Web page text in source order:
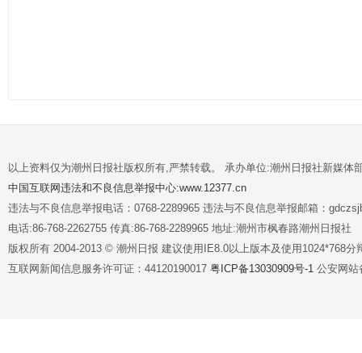
以上资料仅为潮州日报社版权所有,严禁转载。 承办单位:潮州日报社新媒体
中国互联网违法和不良信息举报中心:www.12377.cn
违法与不良信息举报电话：0768-2289965 违法与不良信息举报邮箱：
电话:86-768-2262755 传真:86-768-2289965 地址:潮州市枫春路潮州日报社
版权所有 2004-2013 © 潮州日报 建议使用IE8.0以上版本及使用1024*768分
互联网新闻信息服务许可证：44120190017 粤ICP备13030909号-1 公安网站